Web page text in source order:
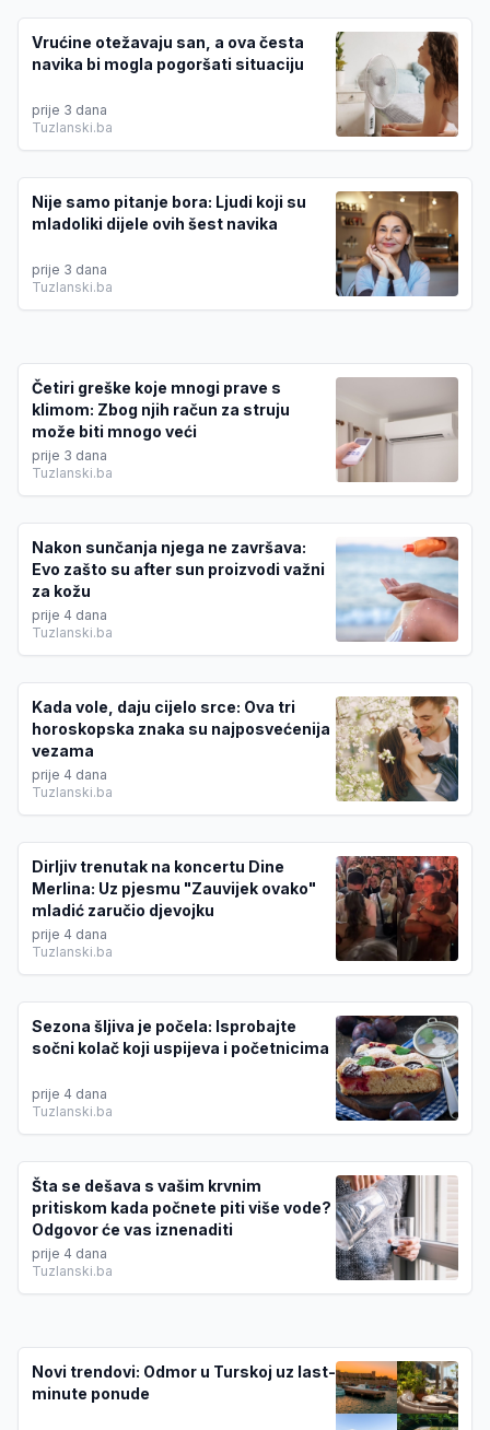
Vrućine otežavaju san, a ova česta
navika bi mogla pogoršati situaciju
prije 3 dana
Tuzlanski.ba
Nije samo pitanje bora: Ljudi koji su
mladoliki dijele ovih šest navika
prije 3 dana
Tuzlanski.ba
Četiri greške koje mnogi prave s
klimom: Zbog njih račun za struju
može biti mnogo veći
prije 3 dana
Tuzlanski.ba
Nakon sunčanja njega ne završava:
Evo zašto su after sun proizvodi važni
za kožu
prije 4 dana
Tuzlanski.ba
Kada vole, daju cijelo srce: Ova tri
horoskopska znaka su najposvećenija
vezama
prije 4 dana
Tuzlanski.ba
Dirljiv trenutak na koncertu Dine
Merlina: Uz pjesmu "Zauvijek ovako"
mladić zaručio djevojku
prije 4 dana
Tuzlanski.ba
Sezona šljiva je počela: Isprobajte
sočni kolač koji uspijeva i početnicima
prije 4 dana
Tuzlanski.ba
Šta se dešava s vašim krvnim
pritiskom kada počnete piti više vode?
Odgovor će vas iznenaditi
prije 4 dana
Tuzlanski.ba
Novi trendovi: Odmor u Turskoj uz last-
minute ponude